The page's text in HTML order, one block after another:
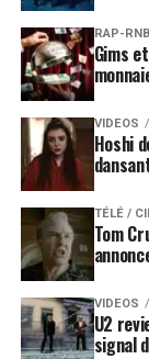
RAP-RNB
Gims
VIDEOS
Hoshi
TÉLÉ /
Tom
VIDEOS
U2
signal